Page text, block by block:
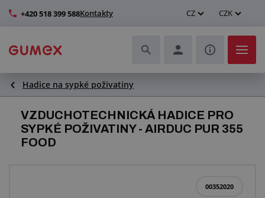
+420 518 399 588Kontakty CZ CZK
Hadice a jejich kompletace
Profily a výroba těsnění
Technické plasty
Hadice na sypké poživatiny
VZDUCHOTECHNICKÁ HADICE PRO
SYPKÉ POŽIVATINY - AIRDUC PUR 355
FOOD
00352020